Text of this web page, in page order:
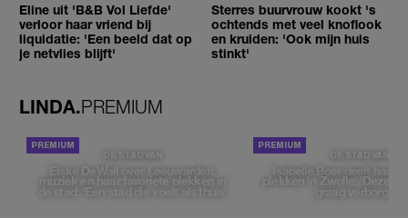
Eline uit 'B&B Vol Liefde'
verloor haar vriend bij
liquidatie: 'Een beeld dat op
je netvlies blijft'
Sterres buurvrouw kookt 's
ochtends met veel knoflook
en kruiden: 'Ook mijn huis
stinkt'
LINDA.PREMIUM
DE STAD VAN
Elske DeWall over Leeuwarden,
muziek en haar favoriete plekken in
de stad: 'Een stad die voelt als thuis'
DE STAD VAN
Isabelle Boer deelt haar
plekken in Zwolle: 'Deze
graag verborgen'